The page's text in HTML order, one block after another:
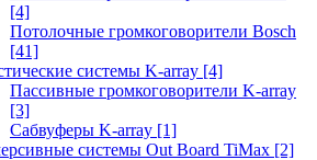
[4]
Потолочные громкоговорители Bosch
[41]
системы K-array [4]
Пассивные громкоговорители K-array
[3]
Сабвуферы K-array [1]
системы Out Board TiMax [2]